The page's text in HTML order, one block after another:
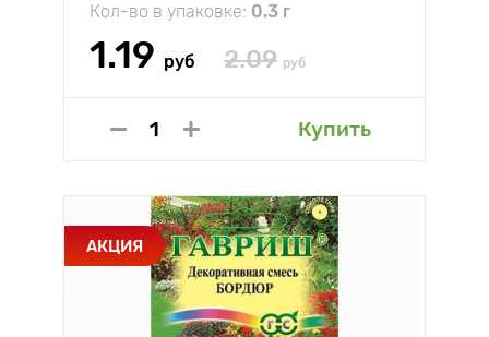
Кол-во в упаковке: 0.3 г
1.19 руб 2.09 руб
Купить
АКЦИЯ